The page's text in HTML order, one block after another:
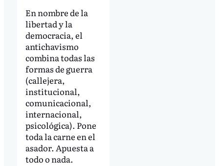
En nombre de la
libertad y la
democracia, el
antichavismo
combina todas las
formas de guerra
(callejera,
institucional,
comunicacional,
internacional,
psicológica). Pone
toda la carne en el
asador. Apuesta a
todo o nada.